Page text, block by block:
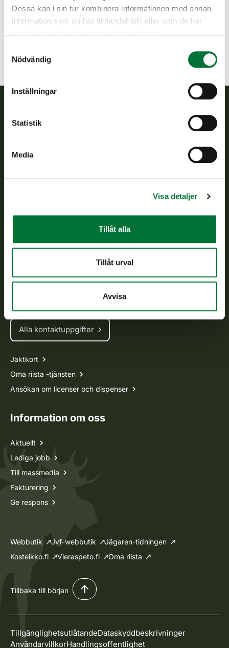
Dessa kan i sin tur kombinera informationen med annan
information som du har tillhandahållit eller som de har
Nödvändig
Inställningar
Statistik
Media
Visa detaljer
Tillåt alla
Tillåt urval
Avvisa
+358442410121
keski-karjala@rhy.riista.fi
Finlands viltcentral
Finlands viltcentral främjar en hållbar vilthushållning, stöder
jaktvårdsföreningarnas verksamhet, ser till att viltpolitiken
som föreskrivs.
asiakaspalvelu@riista.fi
Alla kontaktuppgifter
Jaktkort
Oma riista -tjänsten
Ansökan om licenser och dispenser
Information om oss
Aktuellt
Lediga jobb
Till massmedia
Fakturering
Ge respons
Webbutik Jvf-webbutik
Jägaren-tidningen
Kosteikko.fi
Vieraspeto.fi Oma riista
Tillbaka till början
TillgänglighetsutlåtandeDataskyddbeskrivninger
AnvändarvillkorHandlingsoffentlighet